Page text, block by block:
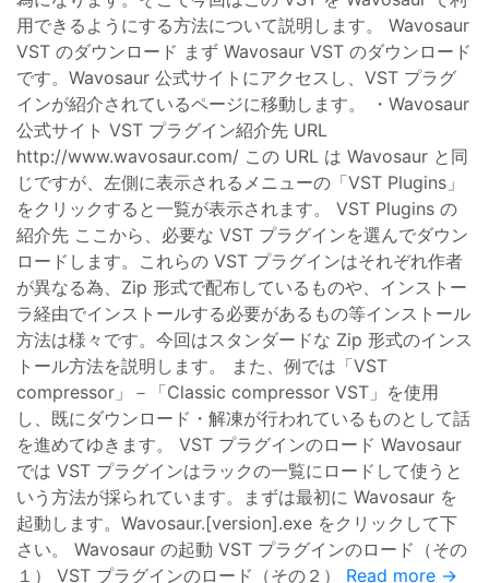
用できるようにする方法について説明します。 Wavosaur
VST のダウンロード まず Wavosaur VST のダウンロード
です。Wavosaur 公式サイトにアクセスし、VST プラグ
インが紹介されているページに移動します。 ・Wavosaur
公式サイト VST プラグイン紹介先 URL
http://www.wavosaur.com/ この URL は Wavosaur と同
じですが、左側に表示されるメニューの「VST Plugins」
をクリックすると一覧が表示されます。 VST Plugins の
紹介先 ここから、必要な VST プラグインを選んでダウン
ロードします。これらの VST プラグインはそれぞれ作者
が異なる為、Zip 形式で配布しているものや、インストー
ラ経由でインストールする必要があるもの等インストール
方法は様々です。今回はスタンダードな Zip 形式のインス
トール方法を説明します。 また、例では「VST
compressor」－「Classic compressor VST」を使用
し、既にダウンロード・解凍が行われているものとして話
を進めてゆきます。 VST プラグインのロード Wavosaur
では VST プラグインはラックの一覧にロードして使うと
いう方法が採られています。まずは最初に Wavosaur を
起動します。Wavosaur.[version].exe をクリックして下
さい。 Wavosaur の起動 VST プラグインのロード（その
１） VST プラグインのロード（その２） Read more →